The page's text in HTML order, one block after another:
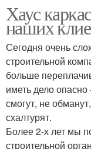
Хаус
наших
Сегодня очень
строительной
больше
иметь дело опасно
смогут, не
схалтурят.
Более 2-х лет мы
строительной